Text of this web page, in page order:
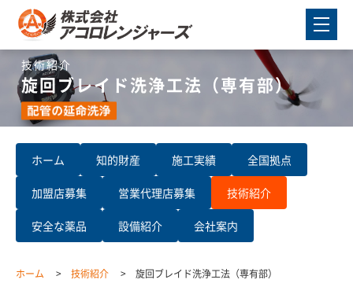
技術紹介
旋回ブレイド洗浄工法（専有部）
ホーム 知的財産 施工実績 全国拠点
加盟店募集 営業代理店募集 技術紹介
安全な薬品 設備紹介 会社案内
ホーム 技術紹介 旋回ブレイド洗浄工法（専有部）